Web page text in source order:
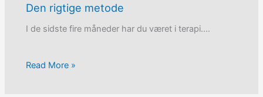
Den rigtige metode
I de sidste fire måneder har du været i terapi.…
Read More »